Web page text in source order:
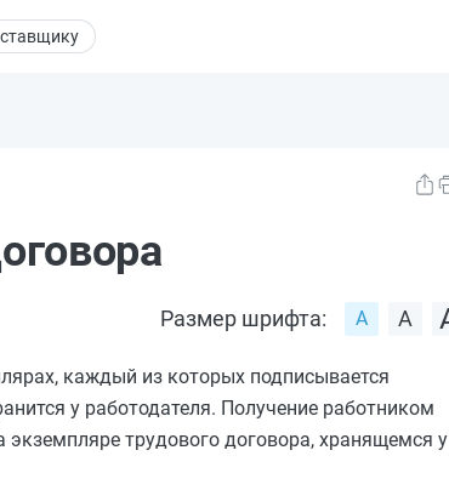
Размер шрифта:
каждый из которых подписывается
у работодателя. Получение работником
трудового договора, хранящемся у